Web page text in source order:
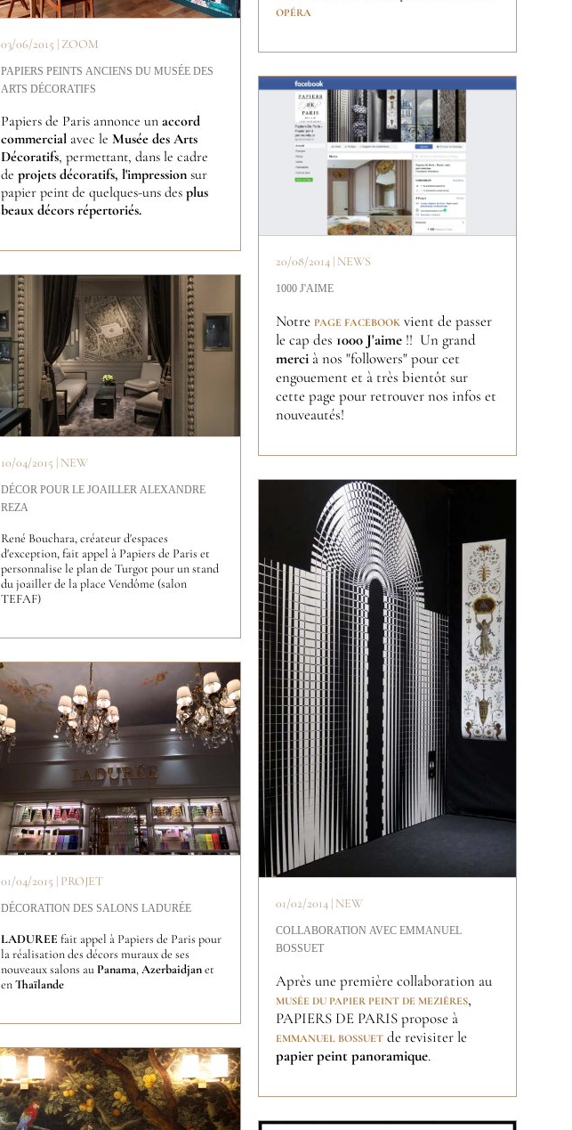
03/06/2015 | ZOOM
PAPIERS PEINTS ANCIENS DU MUSÉE DES
ARTS DÉCORATIFS
Papiers de Paris annonce un accord
commercialavec le Musée des Arts
Décoratifs, permettant, dans le cadre
de projets décoratifs, l'impressionsur
papier peint de quelques-uns des plus
beaux décors répertoriés.
10/04/2015 | NEW
DÉCOR POUR LE JOAILLER ALEXANDRE
REZA
René Bouchara, créateur d'espaces
d'exception, fait appel à Papiers de Paris et
personnalise le plan de Turgot pour un stand
du joailler de la place Vendôme (salon
TEFAF)
01/04/2015 | PROJET
DÉCORATION DES SALONS LADURÉE
LADUREE fait appel à Papiers de Paris pour
la réalisation des décors muraux de ses
nouveaux salons auPanama,Azerbaidjanet
enThaïlande
OPÉRA
20/08/2014 | NEWS
1000 J'AIME
Notre PAGE FACEBOOK vient de passer
le cap des 1000 J'aime !! Un grand
merci à nos "followers" pour cet
engouement et à très bientôt sur
cette page pour retrouver nos infos et
nouveautés!
01/02/2014 | NEW
COLLABORATION AVEC EMMANUEL
BOSSUET
Après une première collaboration au
MUSÉE DU PAPIER PEINT DE MEZIÈRES,
PAPIERS DE PARIS propose à
EMMANUEL BOSSUET de revisiter le
papier peint panoramique.